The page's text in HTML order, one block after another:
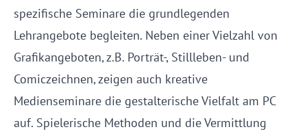
spezifische Seminare die grundlegenden
Lehrangebote begleiten. Neben einer Vielzahl von
Grafikangeboten, z.B. Porträt-, Stillleben- und
Comiczeichnen, zeigen auch kreative
Medienseminare die gestalterische Vielfalt am PC
auf. Spielerische Methoden und die Vermittlung